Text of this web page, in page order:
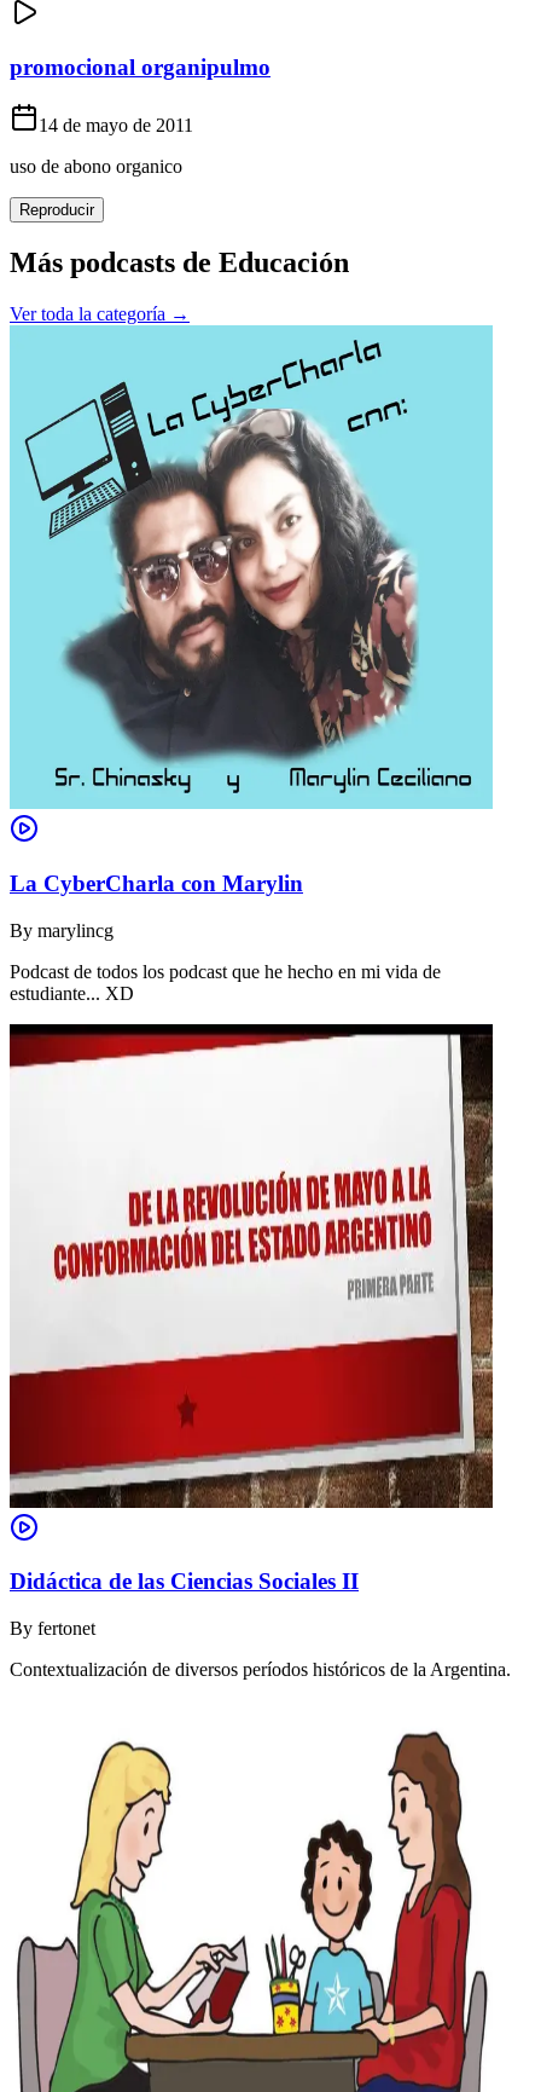
promocional organipulmo
14 de mayo de 2011
uso de abono organico
Reproducir
Más podcasts de Educación
Ver toda la categoría →
La CyberCharla con Marylin
By marylincg
Podcast de todos los podcast que he hecho en mi vida de
estudiante... XD
Didáctica de las Ciencias Sociales II
By fertonet
Contextualización de diversos períodos históricos de la Argentina.